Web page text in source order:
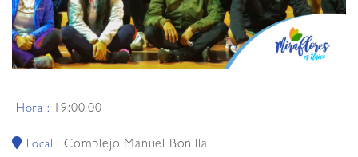
Hora : 19:00:00
Local :Complejo Manuel Bonilla